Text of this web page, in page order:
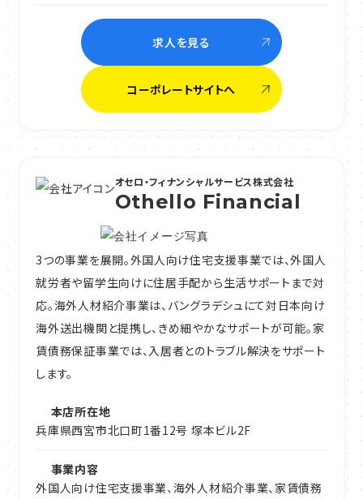
コーポレートサイトへ
求人を見る
オセロ・フィナンシャルサービス株式会社
Othello Financial
3つの事業を展開。外国人向け住宅支援事業では、外国人
就労者や留学生向けに住居手配から生活サポートまで対
応。海外人材紹介事業は、バングラデシュにて対日本向け
海外送出機関と提携し、きめ細やかなサポートが可能。家
賃債務保証事業では、入居者とのトラブル解決をサポート
します。
本店所在地
兵庫県西宮市北口町1番12号 塚本ビル2F
事業内容
外国人向け住宅支援事業、海外人材紹介事業、家賃債務